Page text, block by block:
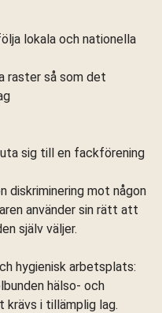
lokala och nationella
raster så som det
sig till en fackförening
diskriminering mot någon
använder sin rätt att
själv väljer.
hygienisk arbetsplats:
hälso- och
krävs i tillämplig lag.